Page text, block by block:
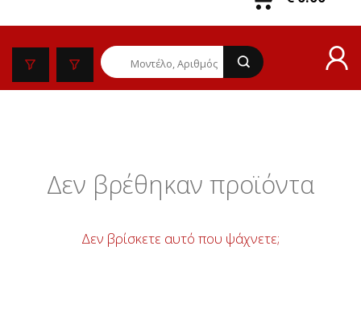
Δεν βρέθηκαν προϊόντα
Δεν βρίσκετε αυτό που ψάχνετε;